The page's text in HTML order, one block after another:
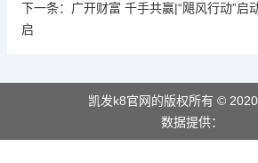
下一条： 广开财富 千手共赢|“飓风行动”启
启
凯发k8官网的版权所有 ©
数据提供：